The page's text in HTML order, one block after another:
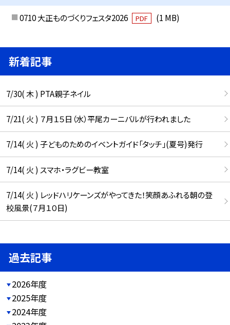
0710 大正ものづくりフェスタ2026 PDF (1 MB)
新着記事
7/30( 木 ) PTA親子ネイル
7/21( 火 ) ７月１５日（水）平尾カーニバルが行われました
7/14( 火 ) 子どものためのイベントガイド「タッチ」(夏号)発行
7/14( 火 ) スマホ・ラグビー教室
7/14( 火 ) レッドハリケーンズがやってきた！笑顔あふれる朝の登
校風景(７月１０日)
過去記事
2026年度
2025年度
2024年度